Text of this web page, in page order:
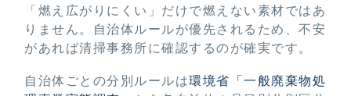
「燃え広がりにくい」だけで燃えない素材ではあ
りません。自治体ルールが優先されるため、不安
があれば清掃事務所に確認するのが確実です。
自治体ごとの分別ルールは環境省「一般廃棄物処